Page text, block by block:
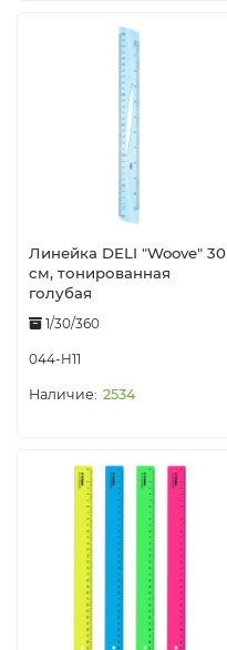
Линейка DELI "Woove" 30
см, тонированная
голубая
1/30/360
044-H11
2534